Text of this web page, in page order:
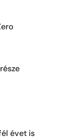
évet is